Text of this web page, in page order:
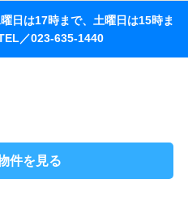
日は17時まで、土曜日は15時ま
／023-635-1440
件を見る